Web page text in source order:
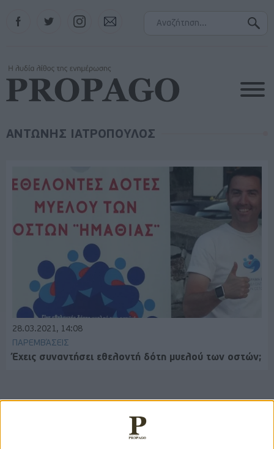
Instagram
ΑΝΤΩΝΗΣ ΙΑΤΡΟΠΟΥΛΟΣ
28.03.2021, 14:08
ΠΑΡΕΜΒΆΣΕΙΣ
Έχεις συναντήσει εθελοντή δότη μυελού των οστών;